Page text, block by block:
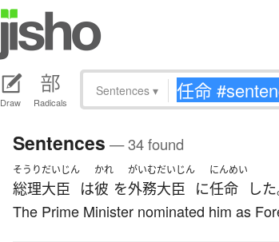
Draw Radicals
Sentences ▾
Sentences — 34 found
そうりだいじん
総理大臣 は
かれ
彼 を
がいむだいじん
外務大臣 に
にんめい
任命 した
The Prime Minister nominated him as